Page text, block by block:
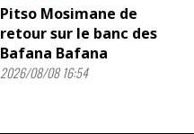
Pitso Mosimane de
retour sur le banc des
Bafana Bafana
2026/08/08 16:54